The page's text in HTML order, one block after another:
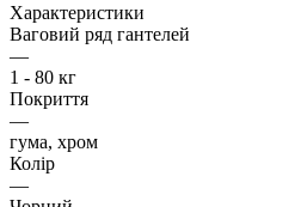
Характеристики
Ваговий ряд гантелей
—
1 - 80 кг
Покриття
—
гума, хром
Колір
—